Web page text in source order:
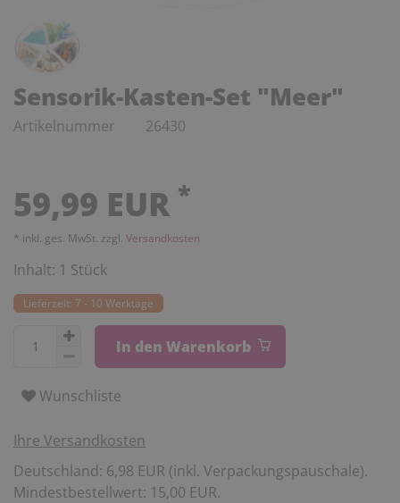
Sensorik-Kasten-Set "Meer"
Artikelnummer 26430
59,99 EUR *
* inkl. ges. MwSt. zzgl. Versandkosten
Inhalt: 1 Stück
Lieferzeit: 7 - 10 Werktage
In den Warenkorb
Wunschliste
Ihre Versandkosten
Deutschland: 6,98 EUR (inkl. Verpackungspauschale).
Mindestbestellwert: 15,00 EUR.